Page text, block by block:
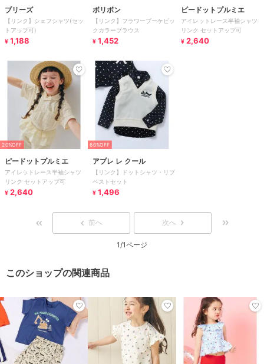
ブリーズ
【リンク】シェフシャツ(セッ
トアップ可)
¥ 1,188
ボリボン
【リンク】フラワーブーケビッ
クカラーブラウス
¥ 1,452
ピードットプルミエ
アイレットレース半袖シャツ
リンク セットアップ可
¥ 2,640
20%OFF
ピードットプルミエ
アイレットレース半袖シャツ
リンク セットアップ可
¥ 2,640
60%OFF
アプレ レ クール
【リンク】ドットシャツ・リブ
ベストセット
¥ 1,496
前へ 次へ
1/1ページ
このショップの関連商品